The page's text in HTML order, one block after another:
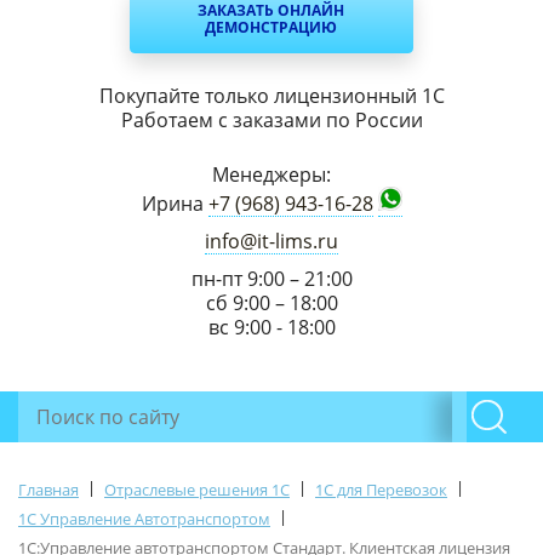
ЗАКАЗАТЬ ОНЛАЙН
ДЕМОНСТРАЦИЮ
Покупайте только лицензионный 1С
Работаем с заказами по России
Менеджеры:
Ирина +7 (968) 943-16-28
info@it-lims.ru
пн-пт 9:00 – 21:00
сб 9:00 – 18:00
вс 9:00 - 18:00
Главная | Отраслевые решения 1С | 1С для Перевозок |
1С Управление Автотранспортом
|
1С:Управление автотранспортом Стандарт. Клиентская лицензия